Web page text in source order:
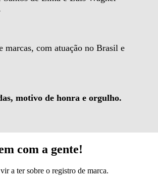
marcas, com atuação no Brasil e
motivo de honra e orgulho.
com a gente!
a ter sobre o registro de marca.